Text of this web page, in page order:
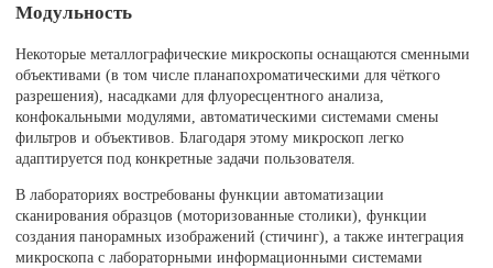
Модульность
Некоторые металлографические микроскопы оснащаются сменными
объективами (в том числе планапохроматическими для чёткого
разрешения), насадками для флуоресцентного анализа,
конфокальными модулями, автоматическими системами смены
фильтров и объективов. Благодаря этому микроскоп легко
адаптируется под конкретные задачи пользователя.
В лабораториях востребованы функции автоматизации
сканирования образцов (моторизованные столики), функции
создания панорамных изображений (стичинг), а также интеграция
микроскопа с лабораторными информационными системами